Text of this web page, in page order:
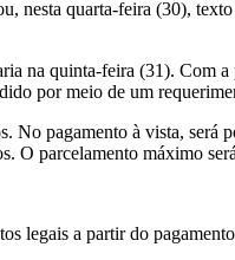
nesta quarta-feira (30),
na quinta-feira (31). Com a
por meio de um
No pagamento à vista,
O parcelamento máximo
legais a partir do